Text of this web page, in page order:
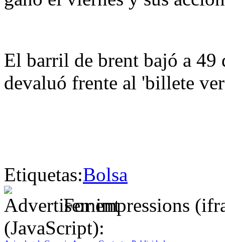
El barril de brent bajó a 49
devaluó frente al 'billete
Etiquetas:Bolsa
For impressions
(JavaScript):